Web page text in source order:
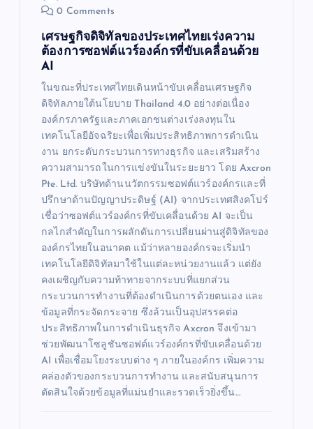
0 Comments
เศรษฐกิจดิจิทัลของประเทศไทยเร่งความ
ต้องการซอฟต์แวร์องค์กรที่ขับเคลื่อนด้วย
AI
ในขณะที่ประเทศไทยเดินหน้าขับเคลื่อนเศรษฐกิจ
ดิจิทัลภายใต้นโยบาย Thailand 4.0 อย่างต่อเนื่อง
องค์กรภาครัฐและภาคเอกชนต่างเร่งลงทุนใน
เทคโนโลยีอัจฉริยะเพื่อเพิ่มประสิทธิภาพการดำเนิน
งาน ยกระดับกระบวนการทางธุรกิจ และเสริมสร้าง
ความสามารถในการแข่งขันในระยะยาว โดย Axcron
Pte. Ltd. บริษัทด้านนวัตกรรมซอฟต์แวร์องค์กรและที่
ปรึกษาด้านปัญญาประดิษฐ์ (AI) จากประเทศสิงคโปร์
เชื่อว่าซอฟต์แวร์องค์กรที่ขับเคลื่อนด้วย AI จะเป็น
กลไกสำคัญในการผลักดันการเปลี่ยนผ่านสู่ดิจิทัลของ
องค์กรไทยในอนาคต แม้ว่าหลายองค์กรจะเริ่มนำ
เทคโนโลยีดิจิทัลมาใช้ในแต่ละหน่วยงานแล้ว แต่ยัง
คงเผชิญกับความท้าทายจากระบบที่แยกส่วน
กระบวนการทำงานที่ต้องดำเนินการด้วยตนเอง และ
ข้อมูลที่กระจัดกระจาย ซึ่งล้วนเป็นอุปสรรคต่อ
ประสิทธิภาพในการดำเนินธุรกิจ Axcron จึงเข้ามา
ช่วยพัฒนาโซลูชันซอฟต์แวร์องค์กรที่ขับเคลื่อนด้วย
AI เพื่อเชื่อมโยงระบบต่าง ๆ ภายในองค์กร เพิ่มความ
คล่องตัวของกระบวนการทำงาน และสนับสนุนการ
ตัดสินใจด้วยข้อมูลที่แม่นยำและรวดเร็วยิ่งขึ้น…